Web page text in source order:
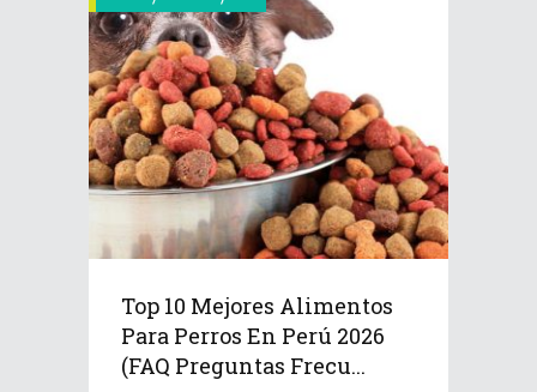
Top 10 Mejores Alimentos
Para Perros En Perú 2026
(FAQ Preguntas Frecu...